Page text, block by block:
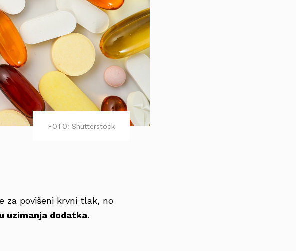
FOTO: Shutterstock
za povišeni krvni tlak, no
uzimanja dodatka.